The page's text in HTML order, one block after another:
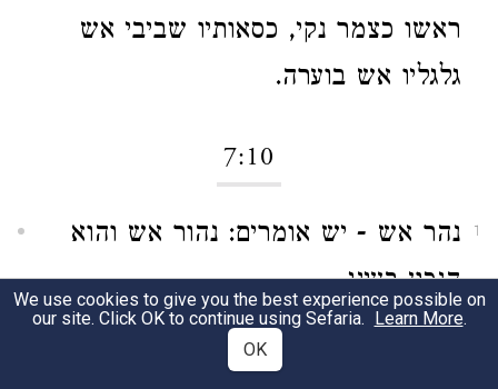
ראשו כצמר נקי, כסאותיו שביבי אש
גלגליו אש בוערה.
7:10
1
נהר אש - יש אומרים: נהור אש והוא
הנכון בעיני.
נגיד - נמשך ויוצא מלפניו, אלף אלפין
We use cookies to give you the best experience possible on
our site. Click OK to continue using Sefaria. Learn More.
OK